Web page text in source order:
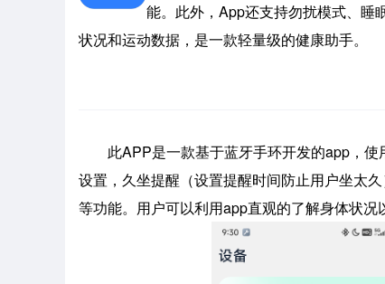
能。此外，App还支持勿扰模式、睡
状况和运动数据，是一款轻量级的健康助手。
此APP是一款基于蓝牙手环开发的app，使
设置，久坐提醒（设置提醒时间防止用户坐太
等功能。用户可以利用app直观的了解身体状